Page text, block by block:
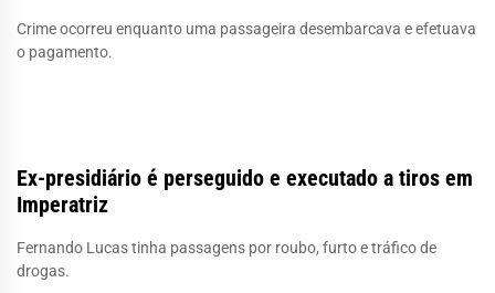
Crime ocorreu enquanto uma passageira desembarcava e efetuava
o pagamento.
Ex-presidiário é perseguido e executado a tiros em
Imperatriz
Fernando Lucas tinha passagens por roubo, furto e tráfico de
drogas.